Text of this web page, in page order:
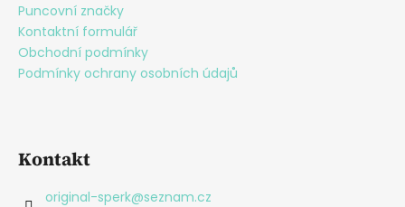
Puncovní značky
Kontaktní formulář
Obchodní podmínky
Podmínky ochrany osobních údajů
Kontakt
original-sperk@seznam.cz